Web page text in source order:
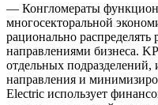
— Конгломераты
многосекторальной
рационально
направлениями бизнеса.
отдельных подразделений,
направления и
Electric использует